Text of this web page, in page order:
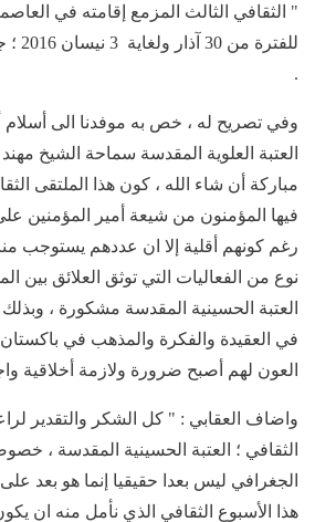
" الثقافي الثالث المزمع إقامته في
.
وفي تصريح له ، خص به موفدنا الى أسلام
العتبة العلوية المقدسة سماحة الشيخ
مباركة أن شاء الله ، كون هذا الملتقى
فيها المؤمنون من شيعة أمير المؤمنين
رغم كونهم أقلية إلا ان عددهم يستوجب
نوع من الفعاليات التي توثق العلائق بين
العتبة الحسينية المقدسة مشكورة ،
في العقيدة والفكرة والمذهب في
العون لهم أصبح ضرورة ولازمة أخلاقية
واضاف العقابي : " كل الشكر والتقدير
الثقافي ؛ العتبة الحسينية المقدسة ،
الجغرافي ليس بعدا حقيقيا إنما هو بعد
هذا الأسبوع الثقافي الذي نأمل منه ان